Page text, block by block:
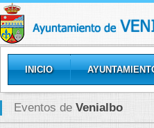
INICIO
GALERÍAS
Eventos de Venialbo